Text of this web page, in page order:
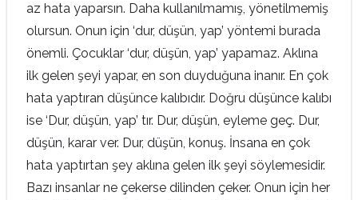
az hata yaparsın. Daha kullanılmamış, yönetilmemiş
olursun. Onun için ‘dur, düşün, yap’ yöntemi burada
önemli. Çocuklar ‘dur, düşün, yap’ yapamaz. Aklına
ilk gelen şeyi yapar, en son duyduğuna inanır. En çok
hata yaptıran düşünce kalıbıdır. Doğru düşünce kalıbı
ise ‘Dur, düşün, yap’ tır. Dur, düşün, eyleme geç. Dur,
düşün, karar ver. Dur, düşün, konuş. İnsana en çok
hata yaptırtan şey aklına gelen ilk şeyi söylemesidir.
Bazı insanlar ne çekerse dilinden çeker. Onun için her